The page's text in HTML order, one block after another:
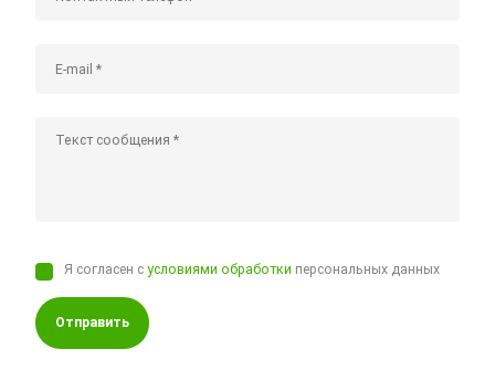
Я согласен сусловиями обработки персональных данных
Отправить